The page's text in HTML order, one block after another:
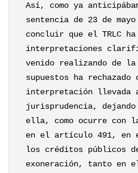
Así, como ya
sentencia de 23 de
concluir que el TRLC ha
interpretaciones
venido realizando de
supuestos ha rechazado
interpretación llevada
jurisprudencia, dejando
ella, como ocurre con
en el artículo 491, en
los créditos públicos
exoneración, tanto en